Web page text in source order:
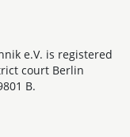
e.V. is registered
court Berlin
B.